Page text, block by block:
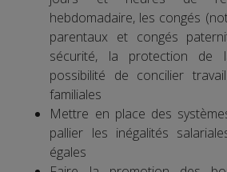
hebdomadaire, les congés
parentaux et congés
sécurité, la protection de
possibilité de concilier
familiales
Mettre en place des
pallier les inégalités
égales